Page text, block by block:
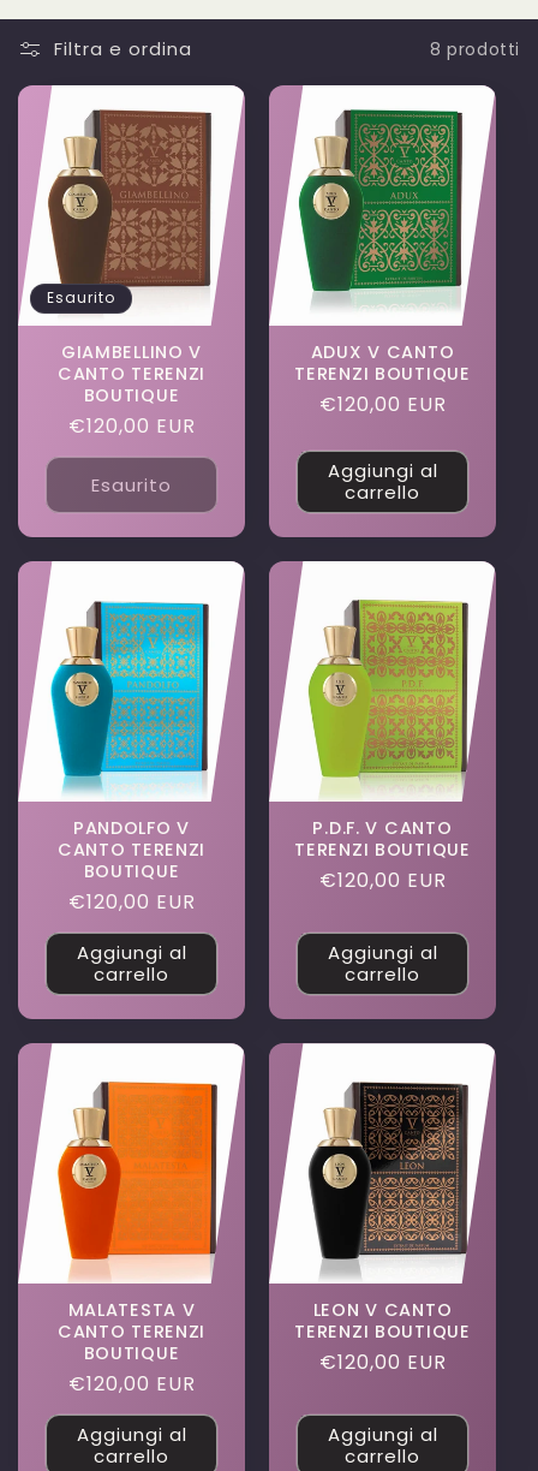
Filtra e ordina 8 prodotti
Esaurito
GIAMBELLINO V
CANTO TERENZI
BOUTIQUE
Prezzo
di
listino
€120,00 EUR
Esaurito
ADUX V CANTO
TERENZI BOUTIQUE
Prezzo
listino
€120,00 EUR
Aggiungi al
carrello
PANDOLFO V
CANTO TERENZI
BOUTIQUE
Prezzo
di
listino
€120,00 EUR
Aggiungi al
carrello
P.D.F. V CANTO
TERENZI BOUTIQUE
Prezzo
listino
€120,00 EUR
Aggiungi al
carrello
MALATESTA V
CANTO TERENZI
BOUTIQUE
Prezzo
di
listino
€120,00 EUR
Aggiungi al
carrello
LEON V CANTO
TERENZI BOUTIQUE
Prezzo
listino
€120,00 EUR
Aggiungi al
carrello